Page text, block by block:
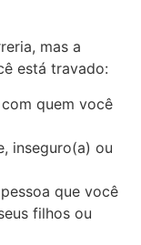
mas a
está travado:
quem você
inseguro(a) ou
que você
filhos ou